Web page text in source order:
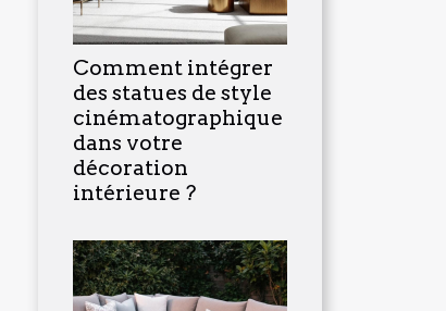
Comment intégrer
des statues de style
cinématographique
dans votre
décoration
intérieure ?